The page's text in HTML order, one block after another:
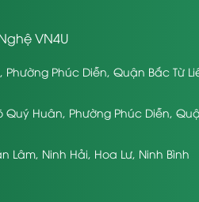
VN4U
Phường Phúc Diễn, Quận Bắc Từ
Huân, Phường Phúc Diễn,
Lâm, Ninh Hải, Hoa Lư, Ninh Bình